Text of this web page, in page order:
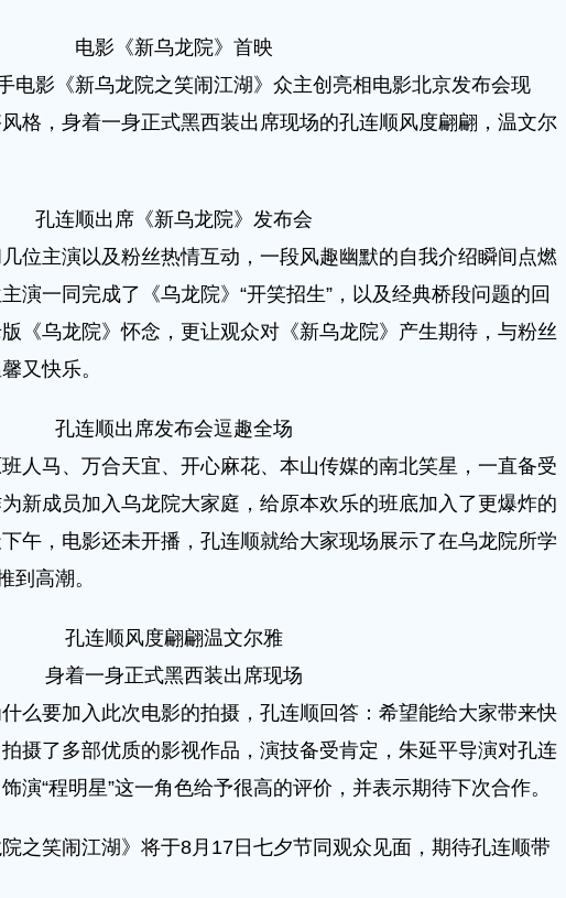
电影《新乌龙院》首映
影《新乌龙院之笑闹江湖》众主创亮相电影北京发布会现
格，身着一身正式黑西装出席现场的孔连顺风度翩翩，温文尔
孔连顺出席《新乌龙院》发布会
主演以及粉丝热情互动，一段风趣幽默的自我介绍瞬间点燃
演一同完成了《乌龙院》“开笑招生”，以及经典桥段问题的回
《乌龙院》怀念，更让观众对《新乌龙院》产生期待，与粉丝
又快乐。
孔连顺出席发布会逗趣全场
马、万合天宜、开心麻花、本山传媒的南北笑星，一直备受
新成员加入乌龙院大家庭，给原本欢乐的班底加入了更爆炸的
午，电影还未开播，孔连顺就给大家现场展示了在乌龙院所学
到高潮。
孔连顺风度翩翩温文尔雅
身着一身正式黑西装出席现场
要加入此次电影的拍摄，孔连顺回答：希望能给大家带来快
摄了多部优质的影视作品，演技备受肯定，朱延平导演对孔连
演“程明星”这一角色给予很高的评价，并表示期待下次合作。
笑闹江湖》将于8月17日七夕节同观众见面，期待孔连顺带